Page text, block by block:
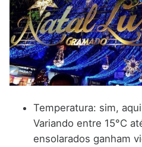
Temperatura: sim,
Variando entre 15°C
ensolarados ganham